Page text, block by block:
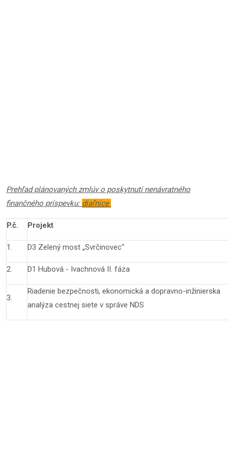
Prehľad plánovaných zmlúv o poskytnutí nenávratného
finančného príspevku: diaľnice
P.č. Projekt
1. D3 Zelený most „Svrčinovec“
2. D1 Hubová - Ivachnová II. fáza
3.
Riadenie bezpečnosti, ekonomická a dopravno-inžinierska
analýza cestnej siete v správe NDS